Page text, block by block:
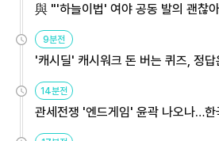
與 "'하늘이법' 여야 공동 발의 괜찮
9분전
'캐시딜' 캐시워크 돈 버는 퀴즈, 정답
14분전
관세전쟁 '엔드게임' 윤곽 나오나…한
용해야